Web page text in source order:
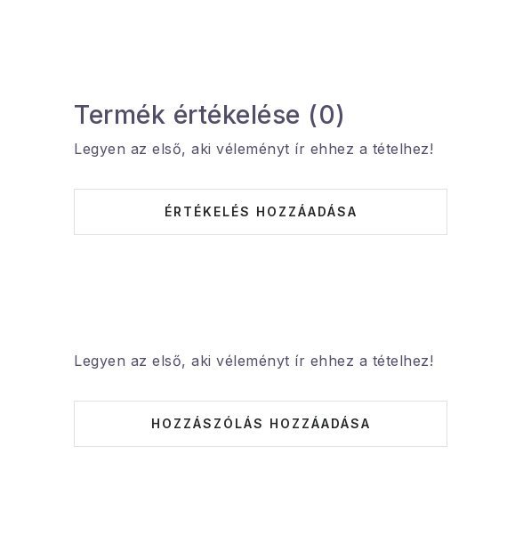
Termék értékelése (0)
Legyen az első, aki véleményt ír ehhez a tételhez!
ÉRTÉKELÉS HOZZÁADÁSA
Legyen az első, aki véleményt ír ehhez a tételhez!
HOZZÁSZÓLÁS HOZZÁADÁSA